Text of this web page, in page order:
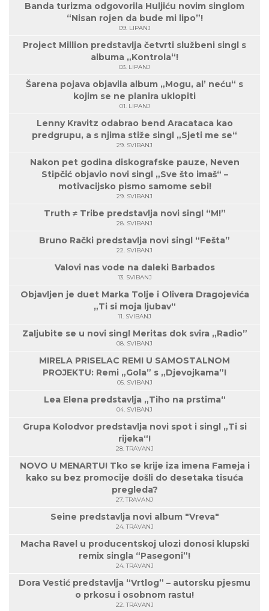
Banda turizma odgovorila Huljiću novim singlom
“Nisan rojen da bude mi lipo”!
09. LIPANJ
Project Million predstavlja četvrti službeni singl s
albuma „Kontrola“!
03. LIPANJ
Šarena pojava objavila album „Mogu, al’ neću“ s
kojim se ne planira uklopiti
01. LIPANJ
Lenny Kravitz odabrao bend Aracataca kao
predgrupu, a s njima stiže singl „Sjeti me se“
29. SVIBANJ
Nakon pet godina diskografske pauze, Neven
Stipčić objavio novi singl „Sve što imaš“ –
motivacijsko pismo samome sebi!
29. SVIBANJ
Truth ≠ Tribe predstavlja novi singl “M!”
28. SVIBANJ
Bruno Rački predstavlja novi singl “Fešta”
22. SVIBANJ
Valovi nas vode na daleki Barbados
13. SVIBANJ
Objavljen je duet Marka Tolje i Olivera Dragojevića
„Ti si moja ljubav“
11. SVIBANJ
Zaljubite se u novi singl Meritas dok svira „Radio”
08. SVIBANJ
MIRELA PRISELAC REMI U SAMOSTALNOM
PROJEKTU: Remi „Gola” s „Djevojkama”!
05. SVIBANJ
Lea Elena predstavlja „Tiho na prstima“
04. SVIBANJ
Grupa Kolodvor predstavlja novi spot i singl „Ti si
rijeka“!
28. TRAVANJ
NOVO U MENARTU! Tko se krije iza imena Fameja i
kako su bez promocije došli do desetaka tisuća
pregleda?
27. TRAVANJ
Seine predstavlja novi album "Vreva"
24. TRAVANJ
Macha Ravel u producentskoj ulozi donosi klupski
remix singla “Pasegoni”!
24. TRAVANJ
Dora Vestić predstavlja “Vrtlog” – autorsku pjesmu
o prkosu i osobnom rastu!
22. TRAVANJ